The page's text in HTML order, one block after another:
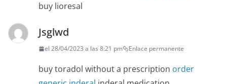
buy lioresal
Jsglwd
el 28/04/2023 a las 8:21 pm Enlace permanente
buy toradol without a prescription order